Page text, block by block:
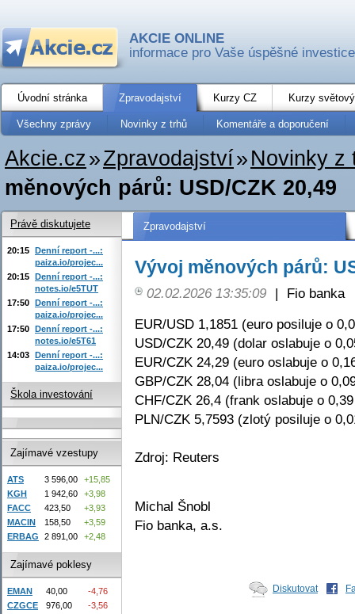
AKCIE ONLINE
informace pro Vaše úspěšné investice
Úvodní stránka Zpravodajství Kurzy CZ Kurzy
Všechny zprávy Novinky z trhů Komentáře a doporučení
Akcie.cz»Zpravodajství» Novinky z
měnových párů: USD/CZK 20,49
Zpravodajství
Vývoj měnových párů:
02.02.2026 13:35:09 |
Fio banka
EUR/USD 1,1851 (euro posiluje o
USD/CZK 20,49 (dolar oslabuje o
EUR/CZK 24,29 (euro oslabuje o
GBP/CZK 28,04 (libra oslabuje o
CHF/CZK 26,4 (frank oslabuje o
PLN/CZK 5,7593 (zlotý posiluje o
Zdroj: Reuters
Michal Šnobl
Fio banka, a.s.
Diskutovat
Právě diskutujete
20:15 Denní report -...:
paiza.io/projec...
20:15 Denní report -...:
notes.io/e5TUT
17:50 Denní report -...:
paiza.io/projec...
17:50 Denní report -...:
notes.io/e5T61
14:03 Denní report -...:
paiza.io/projec...
Škola investování
Zajímavé vzestupy
ATS 3 596,00
+15,85
KGH
1 942,60
+3,98
FACC
423,50
+3,93
MACIN
158,50
+3,59
ERBAG
2 891,00 +2,48
Zajímavé poklesy
EMAN 40,00
-4,76
CZGCE
976,00
-3,56